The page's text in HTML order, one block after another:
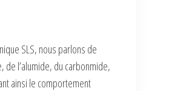
SLS, nous parlons de
de l’alumide, du carbonmide,
ainsi le comportement